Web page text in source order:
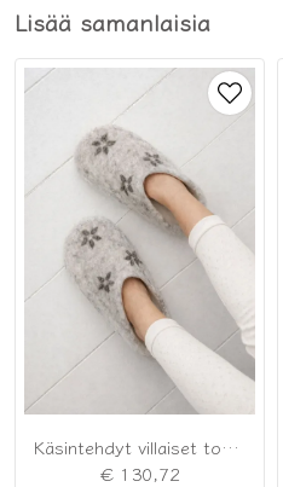
Lisää samanlaisia
Käsintehdyt villaiset tossut
€ 130,72